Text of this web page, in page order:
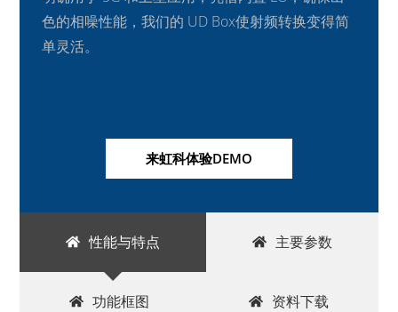
色的相噪性能，我们的 UD Box使射频转换变得简
单灵活。
来虹科体验DEMO
性能与特点 主要参数
功能框图 资料下载